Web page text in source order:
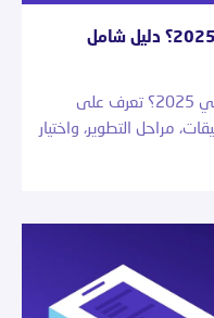
كم تكلفة انشاء تطبيق جوال في 2025؟ دليل شامل
اكتشف كم تبلغ تكلفة انشاء تطبيق في 2025؟ تعرف على
مراحل التطوير، واختيار